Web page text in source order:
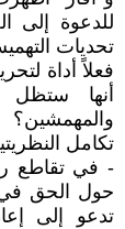
للدعوة إلى
تحديات
فعلاً أداة
أنها ستظل
والمهمشين؟
تكامل
- في تقاطع
حول الحق في
تدعو إلى